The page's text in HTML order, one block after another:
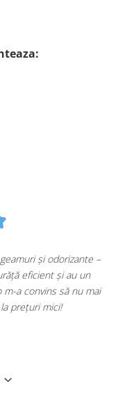
și odorizante –
eficient și au un
m-a convins să nu mai
prețuri mici!